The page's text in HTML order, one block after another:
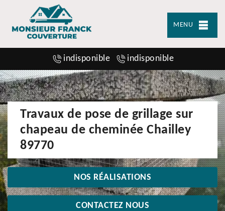
MENU
indisponible indisponible
Travaux de pose de grillage sur
chapeau de cheminée Chailley
89770
NOS RÉALISATIONS
CONTACTEZ NOUS